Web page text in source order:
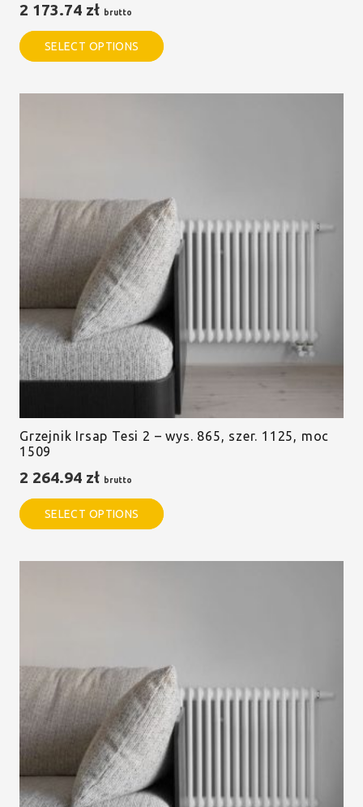
2 173.74 zł brutto
SELECT OPTIONS
Grzejnik Irsap Tesi 2 – wys. 865, szer. 1125, moc
1509
2 264.94 zł brutto
SELECT OPTIONS